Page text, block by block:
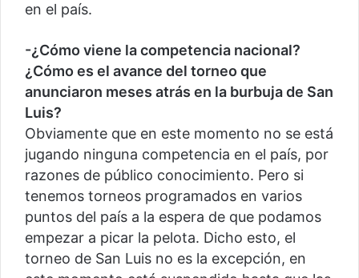
en el país.
-¿Cómo viene la competencia nacional?
¿Cómo es el avance del torneo que
anunciaron meses atrás en la burbuja de San
Luis?
Obviamente que en este momento no se está
jugando ninguna competencia en el país, por
razones de público conocimiento. Pero si
tenemos torneos programados en varios
puntos del país a la espera de que podamos
empezar a picar la pelota. Dicho esto, el
torneo de San Luis no es la excepción, en